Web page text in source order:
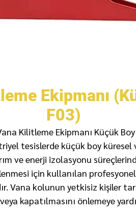
Ekipmanı
F03)
Kilitleme Ekipmanı Küçük
tesislerde küçük boy küresel
ve enerji izolasyonu
için kullanılan
Vana kolunun yetkisiz kişiler
kapatılmasını önlemeye